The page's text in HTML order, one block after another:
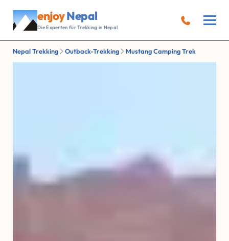
enjoyNepal
Die Experten für Trekking in Nepal
Nepal Trekking Outback-Trekking Mustang Camping Trek